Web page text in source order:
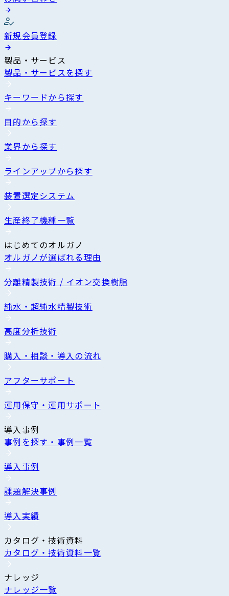
新規会員登録
製品・サービス
製品・サービスを探す
キーワードから探す
目的から探す
業界から探す
ラインアップから探す
装置選定システム
生産終了機種一覧
はじめてのオルガノ
オルガノが選ばれる理由
分離精製技術 / イオン交換樹脂
純水・超純水精製技術
高度分析技術
購入・相談・導入の流れ
アフターサポート
運用保守・運用サポート
導入事例
事例を探す・事例一覧
導入事例
課題解決事例
導入実績
カタログ・技術資料
カタログ・技術資料一覧
ナレッジ
ナレッジ一覧